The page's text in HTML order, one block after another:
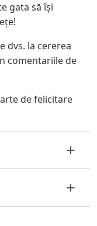
gata să își
dvs. la cererea
comentariile de
de felicitare
rezolva